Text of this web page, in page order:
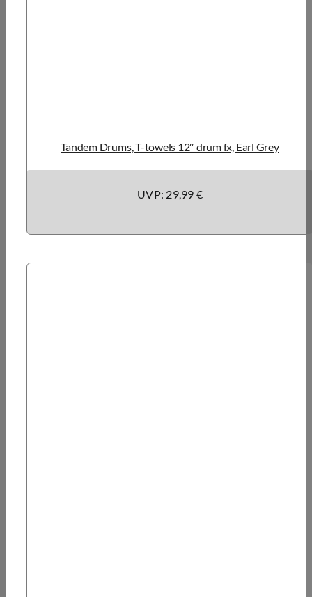
Tandem Drums, T-towels 12″ drum fx, Earl Grey
UVP: 29,99 €